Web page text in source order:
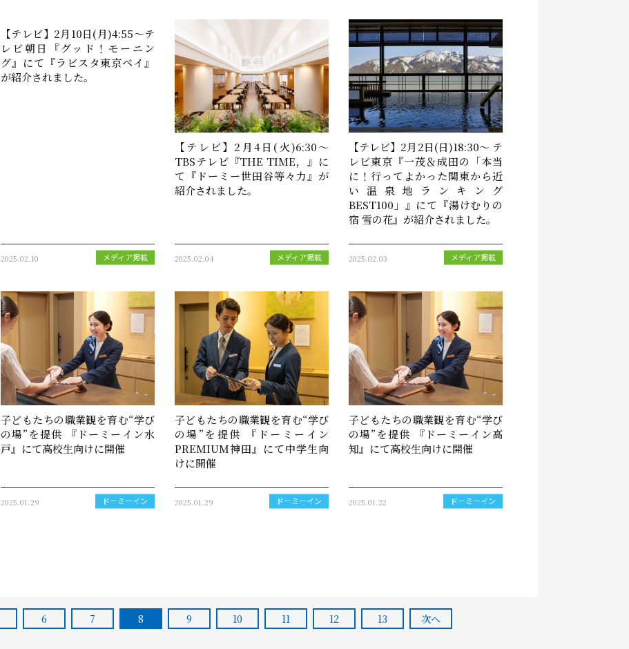
【テレビ】2月10日(月)4:55～テ
レビ朝日『グッド！モーニン
グ』にて『ラビスタ東京ベイ』
が紹介されました。
2025.02.10 メディア掲載
【テレビ】2月4日(火)6:30～
TBSテレビ『THE TIME，』に
て『ドーミー世田谷等々力』が
紹介されました。
2025.02.04 メディア掲載
【テレビ】2月2日(日)18:30～ テ
レビ東京『一茂＆成田の「本当
に！行ってよかった関東から近
い温泉地ランキング
BEST100」』にて『湯けむりの
宿 雪の花』が紹介されました。
2025.02.03 メディア掲載
子どもたちの職業観を育む“学び
の場”を提供 『ドーミーイン水
戸』にて高校生向けに開催
2025.01.29 ドーミーイン
子どもたちの職業観を育む“学び
の場”を提供 『ドーミーイン
PREMIUM神田』にて中学生向
けに開催
2025.01.29 ドーミーイン
子どもたちの職業観を育む“学び
の場”を提供 『ドーミーイン高
知』にて高校生向けに開催
2025.01.22 ドーミーイン
6 7 8 9 10 11 12 13 次へ